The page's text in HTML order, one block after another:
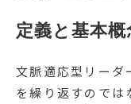
定義と基本概
文脈適応型リーダ
を繰り返すのでは